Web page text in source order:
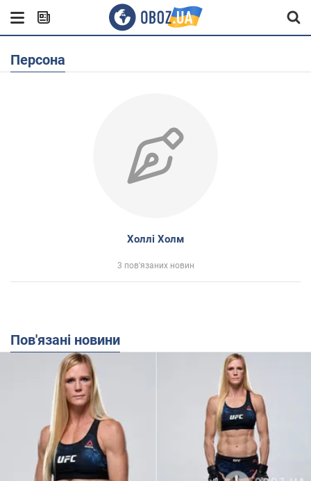
Персона
Холлi Холм
3 пов'язаних новин
Пов'язані новини